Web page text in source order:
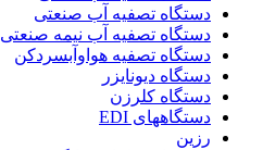
دستگاه تصفیه آب صنعتی
دستگاه تصفیه آب نیمه صنعتی
دستگاه تصفیه هواوآبسردکن
دستگاه دیونایزر
دستگاه کلرزن
دستگاههای EDI
رزین